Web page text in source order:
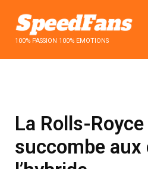
contenu100% PASSION 100% EMOTIONS
La Rolls-
succombe aux